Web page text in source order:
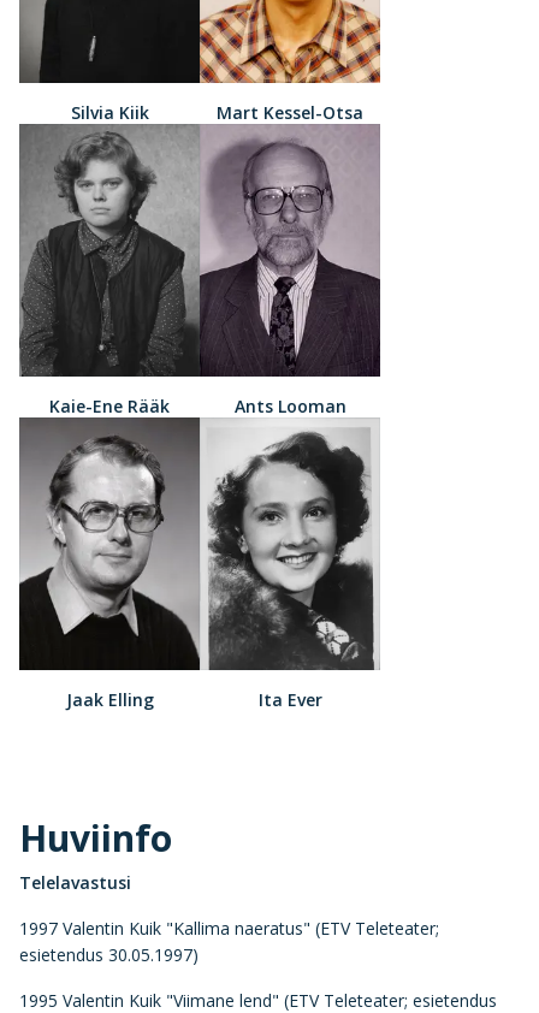
Silvia Kiik Mart Kessel-Otsa
Kaie-Ene Rääk Ants Looman
Jaak Elling Ita Ever
Huviinfo
Telelavastusi
1997 Valentin Kuik "Kallima naeratus" (ETV Teleteater;
esietendus 30.05.1997)
1995 Valentin Kuik "Viimane lend" (ETV Teleteater; esietendus